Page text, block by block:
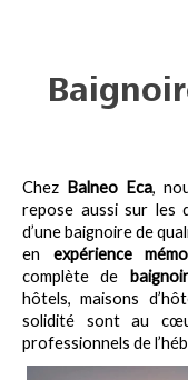
Chez Balneo Eca,
repose aussi sur les
d’une baignoire de
en expérience
complète de
hôtels, maisons
solidité sont au
professionnels de